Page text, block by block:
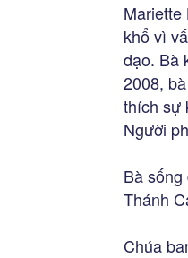
Mariette
khổ vì
đạo. Bà
2008,
thích sự
Người
Bà
Thánh
Chúa